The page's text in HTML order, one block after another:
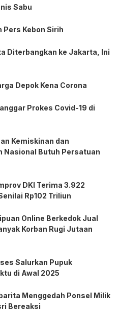
Sabu
Pers Kebon Sirih
Diterbangkan ke Jakarta, Ini
Depok Kena Corona
Prokes Covid-19 di
Kemiskinan dan
Nasional Butuh Persatuan
DKI Terima 3.922
Rp102 Triliun
Online Berkedok Jual
Korban Rugi Jutaan
Salurkan Pupuk
di Awal 2025
Menggedah Ponsel Milik
Bereaksi